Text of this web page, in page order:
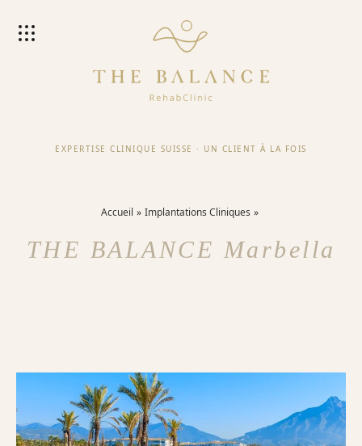
EXPERTISE CLINIQUE SUISSE · UN CLIENT À LA FOIS
Accueil Implantations Cliniques
THE BALANCE Marbella